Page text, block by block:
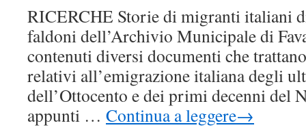
RICERCHE Storie di migranti italiani
faldoni dell’Archivio Municipale di
contenuti diversi documenti che
relativi all’emigrazione italiana degli
dell’Ottocento e dei primi decenni del
appunti … Continua a leggere→